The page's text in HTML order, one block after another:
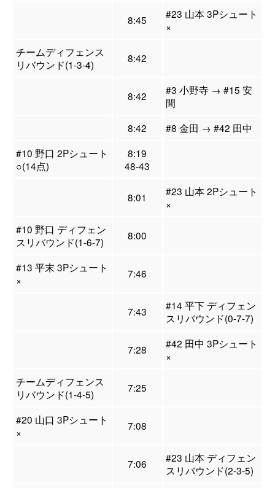
8:45
#23 山本 3Pシュート
×
チームディフェンス
リバウンド(1-3-4)
8:42
8:42
#3 小野寺 → #15 安
間
8:42
#8 金田 → #42 田中
#10 野口 2Pシュート
○(14点)
8:19
48-43
8:01
#23 山本 2Pシュート
×
#10 野口 ディフェン
スリバウンド(1-6-7)
8:00
#13 平末 3Pシュート
×
7:46
7:43
#14 平下 ディフェン
スリバウンド(0-7-7)
7:28
#42 田中 3Pシュート
×
チームディフェンス
リバウンド(1-4-5)
7:25
#20 山口 3Pシュート
×
7:08
7:06
#23 山本 ディフェン
スリバウンド(2-3-5)